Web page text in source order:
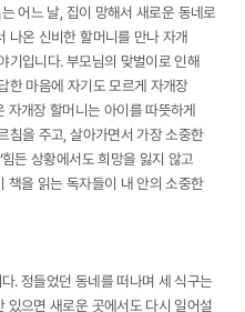
어느 날, 집이 망해서 새로운 동네로
나온 신비한 할머니를 만나 자개
기입니다. 부모님의 맞벌이로 인해
한 마음에 자기도 모르게 자개장
자개장 할머니는 아이를 따뜻하게
침을 주고, 살아가면서 가장 소중한
든 상황에서도 희망을 잃지 않고
책을 읽는 독자들이 내 안의 소중한
. 정들었던 동네를 떠나며 세 식구는
있으면 새로운 곳에서도 다시 일어설